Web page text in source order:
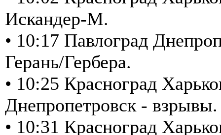
Искандер-М.
• 10:17 Павлоград
Герань/Гербера.
• 10:25 Красноград
Днепропетровск -
• 10:31 Красноград